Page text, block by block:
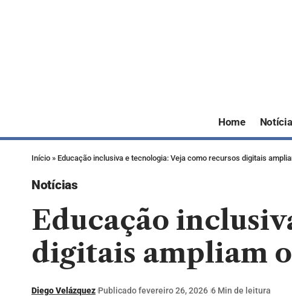
Home
Início » Educação inclusiva e tecnologia: Veja como recursos digitais
Notícias
Educação
digitais ampliam
Diego Velázquez Publicado fevereiro 26, 2026 6 Min de leitura